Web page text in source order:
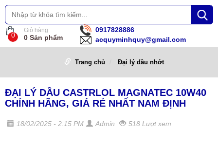
0
Giỏ hàng
0 Sản phẩm
0917828886
acquyminhquy@gmail.com
Trang chủ Đại lý dầu nhớt
ĐẠI LÝ DẦU CASTRLOL MAGNATEC 10W40
CHÍNH HÃNG, GIÁ RẺ NHẤT NAM ĐỊNH
18/02/2025 - 2:15 PM Admin 518 Lượt xem